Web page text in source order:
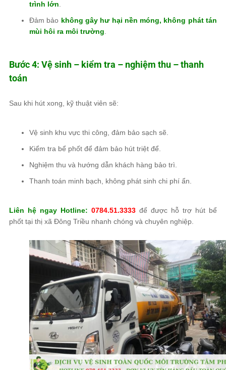
trình lớn
Đảm bảo không gây hư hại nền móng, không phát tán
mùi hôi ra môi trường
Bước 4: Vệ sinh – kiểm tra – nghiệm thu – thanh
toán
Sau khi hút xong, kỹ thuật viên sẽ:
Vệ sinh khu vực thi công, đảm bảo sạch sẽ.
Kiểm tra bể phốt để đảm bảo hút triệt để.
Nghiệm thu và hướng dẫn khách hàng bảo trì.
Thanh toán minh bạch, không phát sinh chi phí ẩn.
Liên hệ ngay Hotline: 0784.51.3333 để được hỗ trợ hút bể
phốt tại thị xã Đông Triều nhanh chóng và chuyên nghiệp.